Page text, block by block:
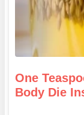
One
Body Die